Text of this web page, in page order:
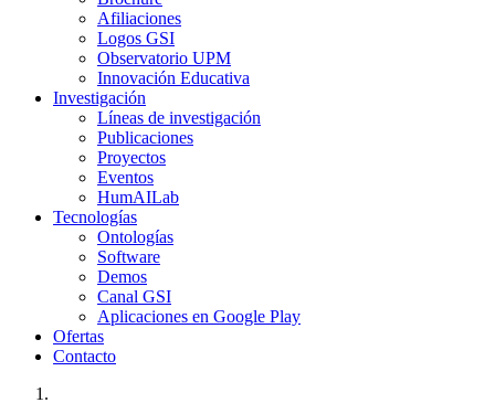
Afiliaciones
Logos GSI
Observatorio UPM
Innovación Educativa
Investigación
Líneas de investigación
Publicaciones
Proyectos
Eventos
HumAILab
Tecnologías
Ontologías
Software
Demos
Canal GSI
Aplicaciones en Google Play
Ofertas
Contacto